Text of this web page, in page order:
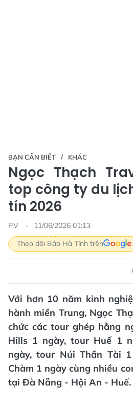
BẠN CẦN BIẾT KHÁC
Ngọc Thạch
top công ty du
tín 2026
P.V
11/06/2026 01:13
Theo dõi Báo Hà Tĩnh trên
Với hơn 10 năm kinh
hành miền Trung, Ngọc
chức các tour ghép hằng
Hills 1 ngày, tour Huế 1
ngày, tour Núi Thần Tài
Chàm 1 ngày cùng nhiều
tại Đà Nẵng - Hội An - Huế.